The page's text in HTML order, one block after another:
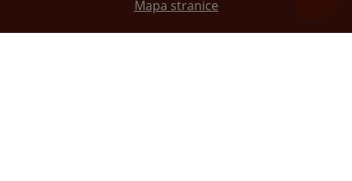
Mapa stranice